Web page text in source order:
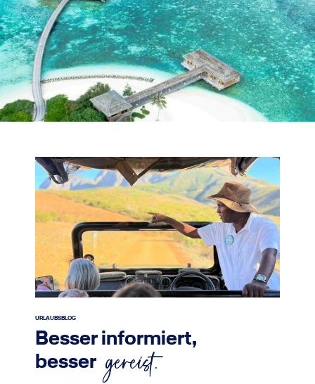
URLAUBSBLOG
Besser informiert,
besser gereist.